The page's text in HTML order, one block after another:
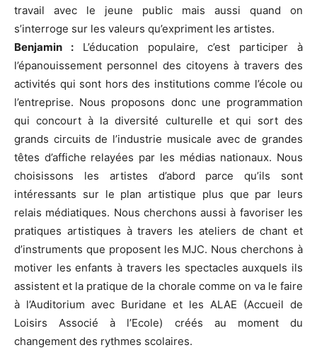
travail avec le jeune public mais aussi quand on
s’interroge sur les valeurs qu’expriment les artistes.
Benjamin : L’éducation populaire, c’est participer à
l’épanouissement personnel des citoyens à travers des
activités qui sont hors des institutions comme l’école ou
l’entreprise. Nous proposons donc une programmation
qui concourt à la diversité culturelle et qui sort des
grands circuits de l’industrie musicale avec de grandes
têtes d’affiche relayées par les médias nationaux. Nous
choisissons les artistes d’abord parce qu’ils sont
intéressants sur le plan artistique plus que par leurs
relais médiatiques. Nous cherchons aussi à favoriser les
pratiques artistiques à travers les ateliers de chant et
d’instruments que proposent les MJC. Nous cherchons à
motiver les enfants à travers les spectacles auxquels ils
assistent et la pratique de la chorale comme on va le faire
à l’Auditorium avec Buridane et les ALAE (Accueil de
Loisirs Associé à l’Ecole) créés au moment du
changement des rythmes scolaires.